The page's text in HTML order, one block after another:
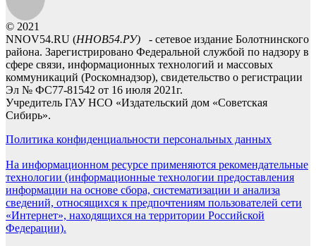
© 2021
NNOV54.RU (ННОВ54.РУ) - сетевое издание Болотнинского
района. Зарегистрировано Федеральной службой по надзору в
сфере связи, информационных технологий и массовых
коммуникаций (Роскомнадзор), свидетельство о регистрации
Эл № ФС77-81542 от 16 июля 2021г.
Учредитель ГАУ НСО «Издательский дом «Советская
Сибирь».
Политика конфиденциальности персональных данных
На информационном ресурсе применяются рекомендательные
технологии (информационные технологии предоставления
информации на основе сбора, систематизации и анализа
сведений, относящихся к предпочтениям пользователей сети
«Интернет», находящихся на территории Российской
Федерации).